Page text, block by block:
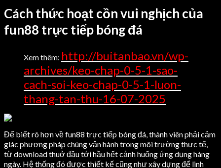
Cách thức hoạt cồn vui nghịch của
fun88 trực tiếp bóng đá
Xem thêm: http://buitanbao.vn/wp-
archives/keo-chap-0-5-1-sao-
cach-soi-keo-chap-0-5-1-luon-
thang-tan-thu-16-07-2025
Để biết rõ hơn về fun88 trực tiếp bóng đá, thành viên phải cảm
giác phương pháp chúng vận hành trong môi trường thực tế,
từ download thuở đầu tới hầu hết cảnh huống ứng dụng hàng
ngày. Hệ thống đó được thiết kế cũng như xây dựng để linh